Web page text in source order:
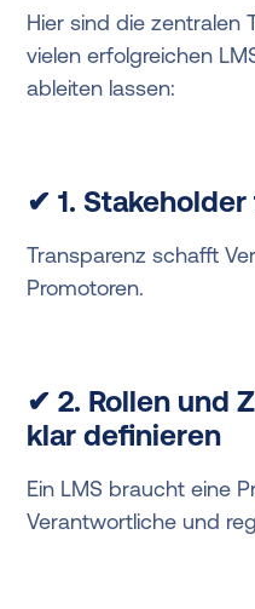
Hier sind die zentralen
vielen erfolgreichen
ableiten lassen:
✔ 1.
Transparenz schafft
Promotoren.
✔ 2. Rollen und
klar definieren
Ein LMS braucht eine
Verantwortliche und